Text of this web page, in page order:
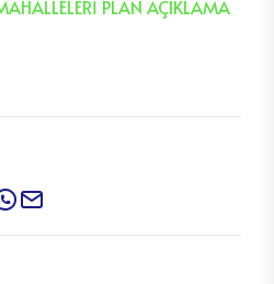
PLAN AÇIKLAMA